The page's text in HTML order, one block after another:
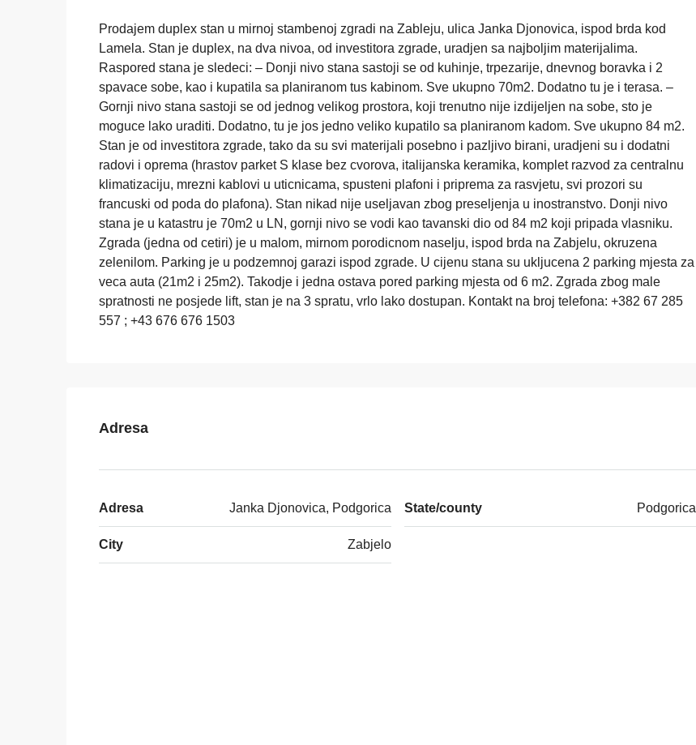
Prodajem duplex stan u mirnoj stambenoj zgradi na Zableju, ulica Janka Djonovica, ispod brda kod
Lamela. Stan je duplex, na dva nivoa, od investitora zgrade, uradjen sa najboljim materijalima.
Raspored stana je sledeci: – Donji nivo stana sastoji se od kuhinje, trpezarije, dnevnog boravka i 2
spavace sobe, kao i kupatila sa planiranom tus kabinom. Sve ukupno 70m2. Dodatno tu je i terasa. –
Gornji nivo stana sastoji se od jednog velikog prostora, koji trenutno nije izdijeljen na sobe, sto je
moguce lako uraditi. Dodatno, tu je jos jedno veliko kupatilo sa planiranom kadom. Sve ukupno 84 m2.
Stan je od investitora zgrade, tako da su svi materijali posebno i pazljivo birani, uradjeni su i dodatni
radovi i oprema (hrastov parket S klase bez cvorova, italijanska keramika, komplet razvod za centralnu
klimatizaciju, mrezni kablovi u uticnicama, spusteni plafoni i priprema za rasvjetu, svi prozori su
francuski od poda do plafona). Stan nikad nije useljavan zbog preseljenja u inostranstvo. Donji nivo
stana je u katastru je 70m2 u LN, gornji nivo se vodi kao tavanski dio od 84 m2 koji pripada vlasniku.
Zgrada (jedna od cetiri) je u malom, mirnom porodicnom naselju, ispod brda na Zabjelu, okruzena
zelenilom. Parking je u podzemnoj garazi ispod zgrade. U cijenu stana su ukljucena 2 parking mjesta za
veca auta (21m2 i 25m2). Takodje i jedna ostava pored parking mjesta od 6 m2. Zgrada zbog male
spratnosti ne posjede lift, stan je na 3 spratu, vrlo lako dostupan. Kontakt na broj telefona: +382 67 285
557 ; +43 676 676 1503
Adresa
Adresa Janka Djonovica, Podgorica
City Zabjelo
State/county Podgorica